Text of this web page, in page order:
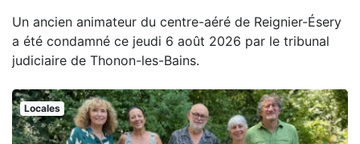
Un ancien animateur du centre-aéré de Reignier-Ésery
a été condamné ce jeudi 6 août 2026 par le tribunal
judiciaire de Thonon-les-Bains.
Locales